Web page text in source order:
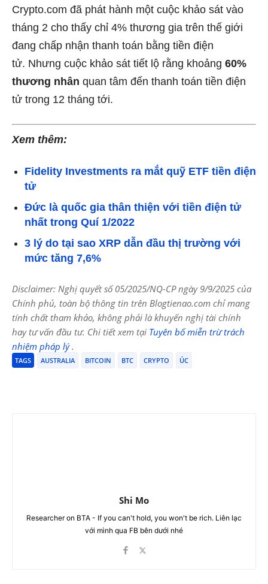
Crypto.com đã phát hành một cuộc khảo sát vào
tháng 2 cho thấy chỉ 4% thương gia trên thế giới
đang chấp nhận thanh toán bằng tiền điện
tử. Nhưng cuộc khảo sát tiết lộ rằng khoảng 60%
thương nhân quan tâm đến thanh toán tiền điện
tử trong 12 tháng tới.
Xem thêm:
Fidelity Investments ra mắt quỹ ETF tiền điện
tử
Đức là quốc gia thân thiện với tiền điện tử
nhất trong Quí 1/2022
3 lý do tại sao XRP dẫn đầu thị trường với
mức tăng 7,6%
Disclaimer: Nghị quyết số 05/2025/NQ-CP ngày 9/9/2025 của
Chính phủ, toàn bộ thông tin trên Blogtienao.com chỉ mang
tính chất tham khảo, không phải là khuyến nghị tài chính
hay tư vấn đầu tư. Chi tiết xem tại Tuyên bố miễn trừ trách
nhiệm pháp lý.
TAGS AUSTRALIA BITCOIN BTC CRYPTO ÚC
Shi Mo
Researcher on BTA - If you can't hold, you won't be rich. Liên lạc
với mình qua FB bên dưới nhé